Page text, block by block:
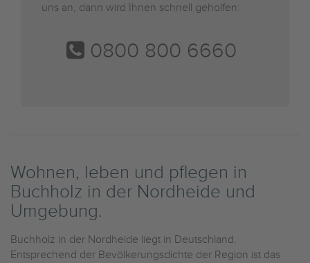
uns an, dann wird Ihnen schnell geholfen:
0800 800 6660
Wohnen, leben und pflegen in
Buchholz in der Nordheide und
Umgebung.
Buchholz in der Nordheide liegt in Deutschland.
Entsprechend der Bevölkerungsdichte der Region ist das